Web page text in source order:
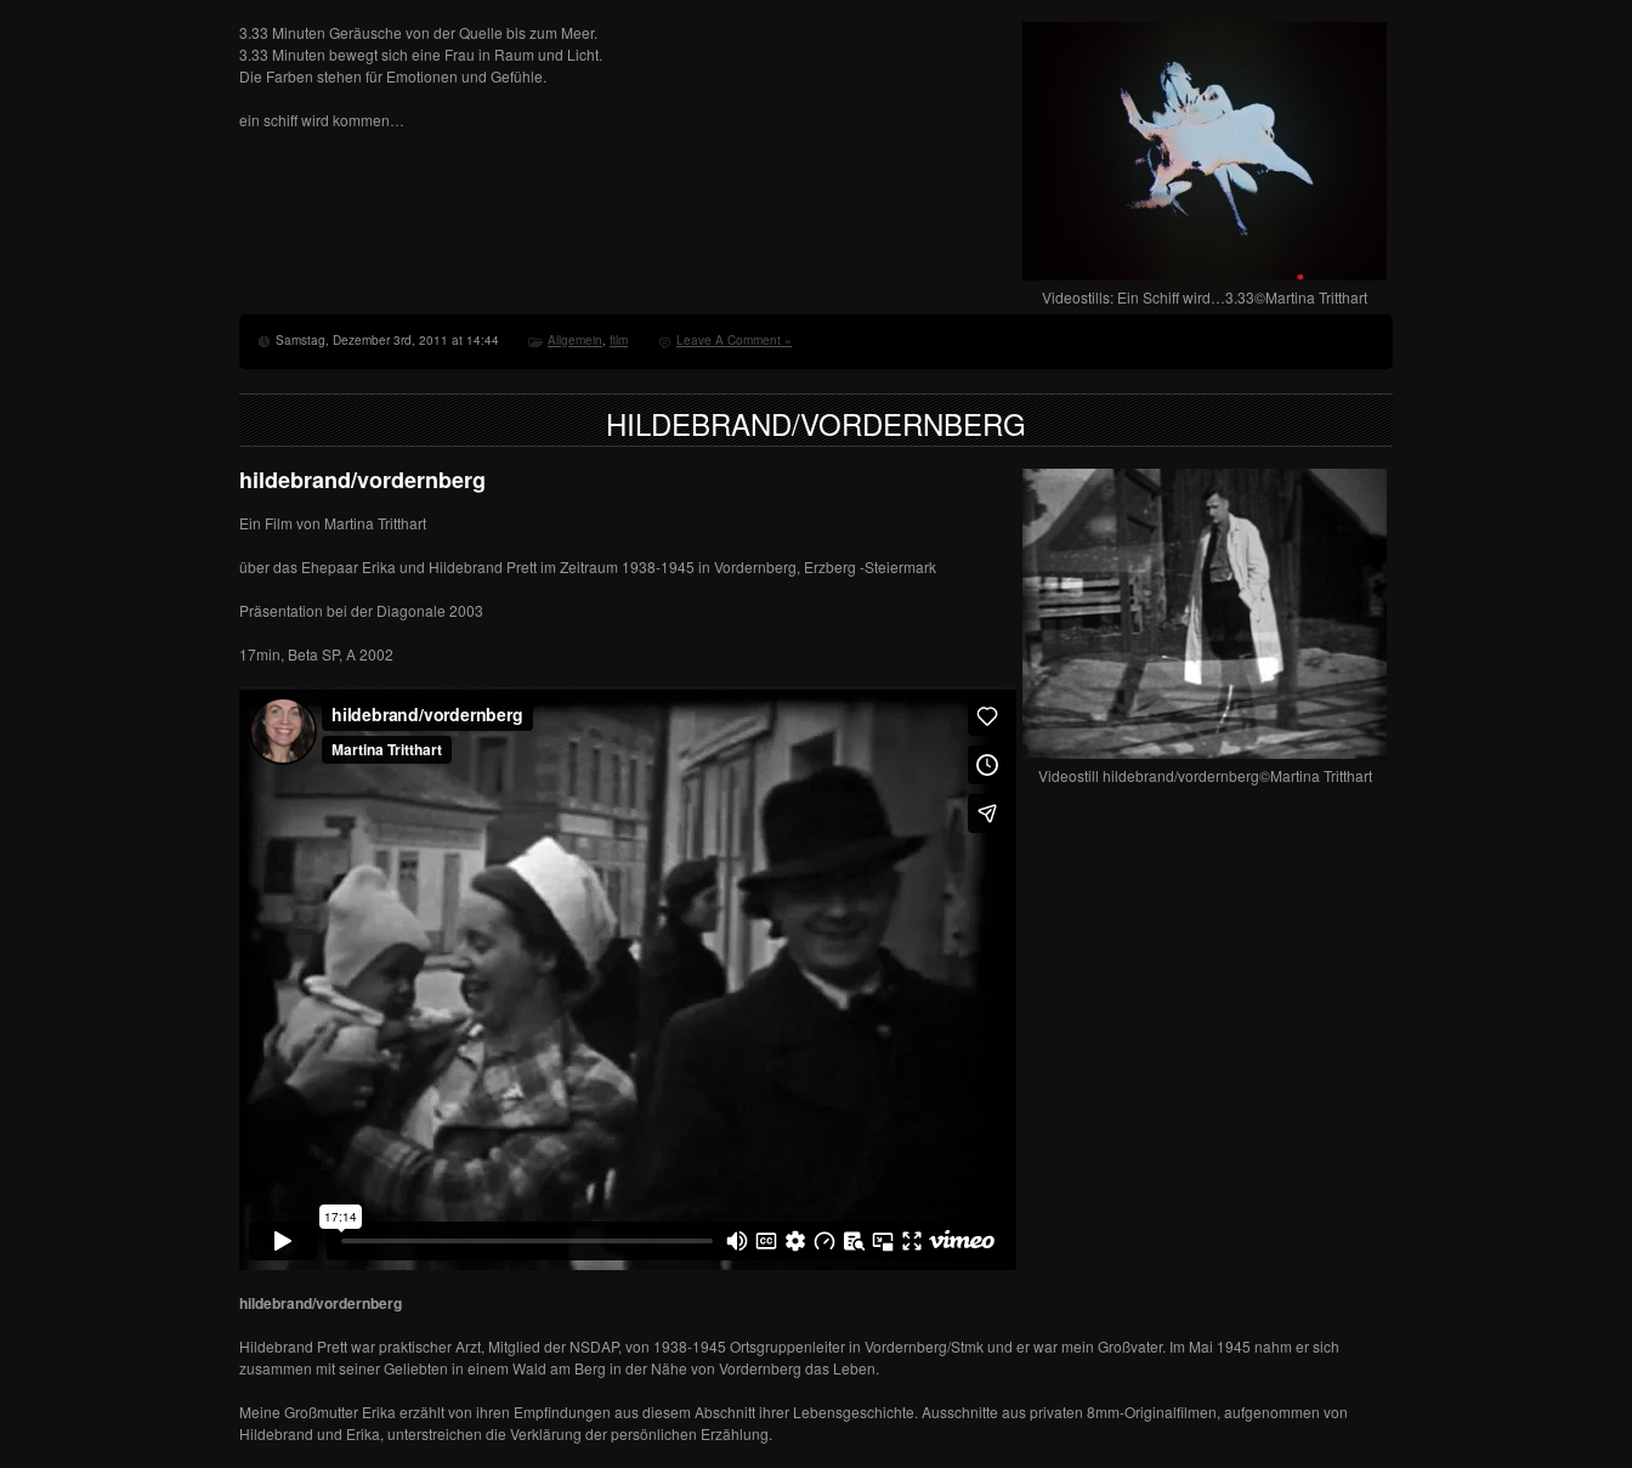
Videostills: Ein Schiff wird…3.33©Martina Tritthart
3.33 Minuten Geräusche von der Quelle bis zum Meer.
3.33 Minuten bewegt sich eine Frau in Raum und Licht.
Die Farben stehen für Emotionen und Gefühle.
ein schiff wird kommen…
Samstag, Dezember 3rd, 2011 at 14:44 Allgemein, film Leave A Comment »
HILDEBRAND/VORDERNBERG
Videostill hildebrand/vordernberg©Martina Tritthart
hildebrand/vordernberg
Ein Film von Martina Tritthart
über das Ehepaar Erika und Hildebrand Prett im Zeitraum 1938-1945 in Vordernberg, Erzberg -Steiermark
Präsentation bei der Diagonale 2003
17min, Beta SP, A 2002
hildebrand/vordernberg
Hildebrand Prett war praktischer Arzt, Mitglied der NSDAP, von 1938-1945 Ortsgruppenleiter in Vordernberg/Stmk und er war mein Großvater. Im Mai 1945 nahm er sich
zusammen mit seiner Geliebten in einem Wald am Berg in der Nähe von Vordernberg das Leben.
Meine Großmutter Erika erzählt von ihren Empfindungen aus diesem Abschnitt ihrer Lebensgeschichte. Ausschnitte aus privaten 8mm-Originalfilmen, aufgenommen von
Hildebrand und Erika, unterstreichen die Verklärung der persönlichen Erzählung.